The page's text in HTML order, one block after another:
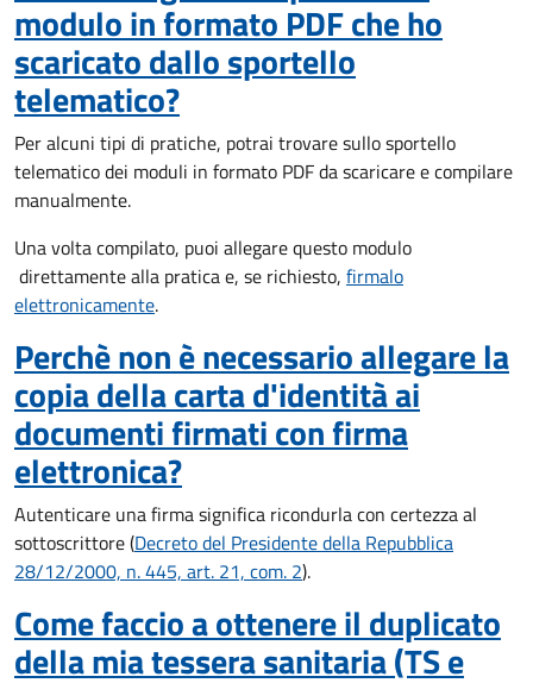
modulo in formato PDF che ho
scaricato dallo sportello
telematico?
Per alcuni tipi di pratiche, potrai trovare sullo sportello
telematico dei moduli in formato PDF da scaricare e compilare
manualmente.
Una volta compilato, puoi allegare questo modulo
direttamente alla pratica e, se richiesto, firmalo
elettronicamente.
Perchè non è necessario allegare la
copia della carta d'identità ai
documenti firmati con firma
elettronica?
Autenticare una firma significa ricondurla con certezza al
sottoscrittore (Decreto del Presidente della Repubblica
28/12/2000, n. 445, art. 21, com. 2).
Come faccio a ottenere il duplicato
della mia tessera sanitaria (TS e